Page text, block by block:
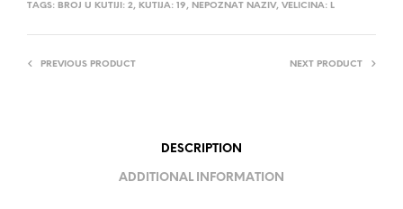
TAGS: BROJ U KUTIJI: 2, KUTIJA: 19, NEPOZNAT NAZIV, VELIČINA: L
PREVIOUS PRODUCT NEXT PRODUCT
DESCRIPTION
ADDITIONAL INFORMATION